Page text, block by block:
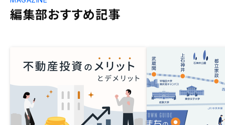
編集部おすすめ記事